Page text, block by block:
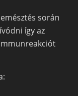
során
így az